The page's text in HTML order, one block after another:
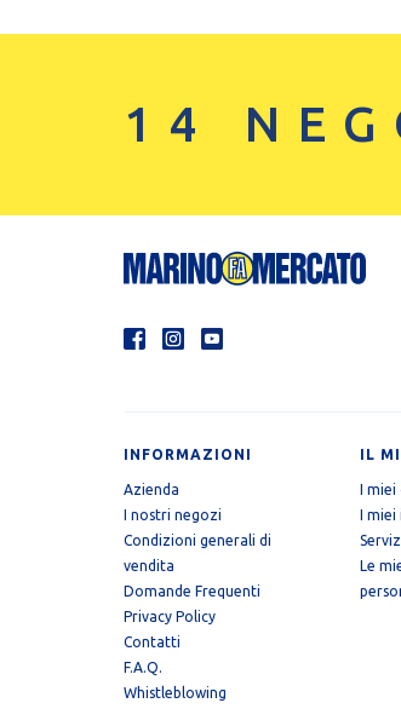
14
INFORMAZIONI
Azienda
I nostri negozi
Condizioni generali di
vendita
Domande Frequenti
Privacy Policy
Contatti
F.A.Q.
Whistleblowing
IL
I miei
I miei
Le